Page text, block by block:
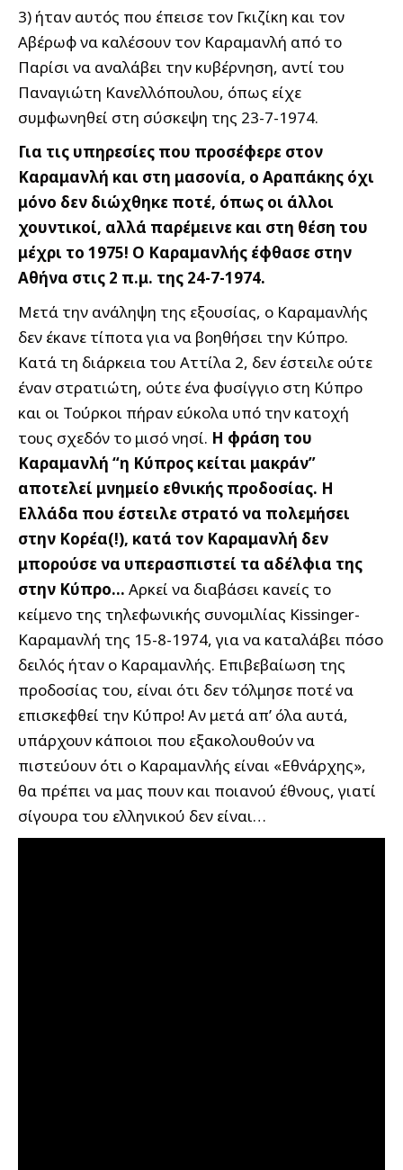
3) ήταν αυτός που έπεισε τον Γκιζίκη και τον
Αβέρωφ να καλέσουν τον Καραμανλή από το
Παρίσι να αναλάβει την κυβέρνηση, αντί του
Παναγιώτη Κανελλόπουλου, όπως είχε
συμφωνηθεί στη σύσκεψη της 23-7-1974.
Για τις υπηρεσίες που προσέφερε στον
Καραμανλή και στη μασονία, ο Αραπάκης όχι
μόνο δεν διώχθηκε ποτέ, όπως οι άλλοι
χουντικοί, αλλά παρέμεινε και στη θέση του
μέχρι το 1975! Ο Καραμανλής έφθασε στην
Αθήνα στις 2 π.μ. της 24-7-1974.
Μετά την ανάληψη της εξουσίας, ο Καραμανλής
δεν έκανε τίποτα για να βοηθήσει την Κύπρο.
Κατά τη διάρκεια του Αττίλα 2, δεν έστειλε ούτε
έναν στρατιώτη, ούτε ένα φυσίγγιο στη Κύπρο
και οι Τούρκοι πήραν εύκολα υπό την κατοχή
τους σχεδόν το μισό νησί. Η φράση του
Καραμανλή “η Κύπρος κείται μακράν”
αποτελεί μνημείο εθνικής προδοσίας. Η
Ελλάδα που έστειλε στρατό να πολεμήσει
στην Κορέα(!), κατά τον Καραμανλή δεν
μπορούσε να υπερασπιστεί τα αδέλφια της
στην Κύπρο… Αρκεί να διαβάσει κανείς το
κείμενο της τηλεφωνικής συνομιλίας Kissinger-
Καραμανλή της 15-8-1974, για να καταλάβει πόσο
δειλός ήταν ο Καραμανλής. Επιβεβαίωση της
προδοσίας του, είναι ότι δεν τόλμησε ποτέ να
επισκεφθεί την Κύπρο! Αν μετά απ’ όλα αυτά,
υπάρχουν κάποιοι που εξακολουθούν να
πιστεύουν ότι ο Καραμανλής είναι «Εθνάρχης»,
θα πρέπει να μας πουν και ποιανού έθνους, γιατί
σίγουρα του ελληνικού δεν είναι…